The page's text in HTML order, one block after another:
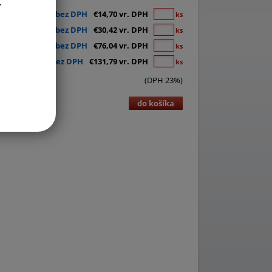
€11,95 bez DPH €14,70 vr. DPH ks
€24,73 bez DPH €30,42 vr. DPH ks
€61,82 bez DPH €76,04 vr. DPH ks
€107,15 bez DPH €131,79 vr. DPH ks
(DPH 23%)
do košíka